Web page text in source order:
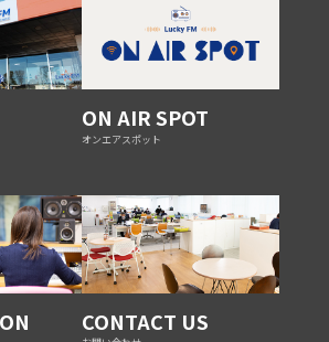
ON AIR SPOT
オンエアスポット
CONTACT US